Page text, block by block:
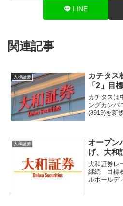
LINE
関連記事
大和証券
カチタス
「2」目
カチタスは
ングカンパ
(8919)を新
りの注目
発行されて
大和証券
オープン
げ、大和
大和証券レ
継続 目標
ルホールデ